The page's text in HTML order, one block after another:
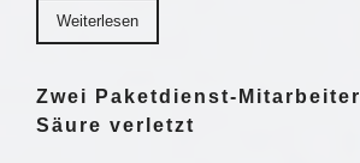
Weiterlesen
Zwei Paketdienst-
Säure verletzt